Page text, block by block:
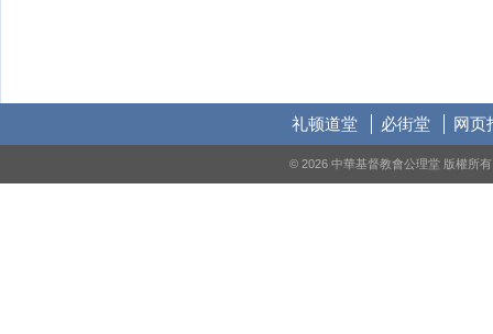
礼顿道堂 必街堂 网页
© 2026 中華基督教會公理堂 版權所